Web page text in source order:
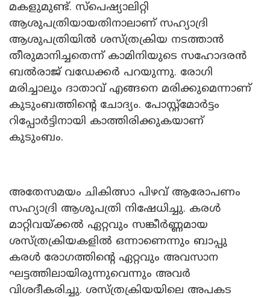
മകളുമുണ്ട്. സ്പെഷ്യാലിറ്റി
ആശുപത്രിയായതിനാലാണ് സഹ്യാദ്രി
ആശുപത്രിയിൽ ശസ്ത്രക്രിയ നടത്താൻ
തീരുമാനിച്ചതെന്ന് കാമിനിയുടെ സഹോദരൻ
ബൽരാജ് വഡേക്കർ പറയുന്നു. രോഗി
മരിച്ചാലും ദാതാവ് എങ്ങനെ മരിക്കുമെന്നാണ്
കുടുംബത്തിൻ്റെ ചോദ്യം. പോസ്റ്റ്മോർട്ടം
റിപ്പോർട്ടിനായി കാത്തിരിക്കുകയാണ്
കുടുംബം.
അതേസമയം ചികിത്സാ പിഴവ് ആരോപണം
സഹ്യാദ്രി ആശുപത്രി നിഷേധിച്ചു. കരൾ
മാറ്റിവയ്ക്കൽ ഏറ്റവും സങ്കീർണ്ണമായ
ശസ്ത്രക്രിയകളിൽ ഒന്നാണെന്നും ബാപ്പു
കരൾ രോഗത്തിൻ്റെ ഏറ്റവും അവസാന
ഘട്ടത്തിലായിരുന്നുവെന്നും അവർ
വിശദീകരിച്ചു. ശസ്ത്രക്രിയയിലെ അപകട